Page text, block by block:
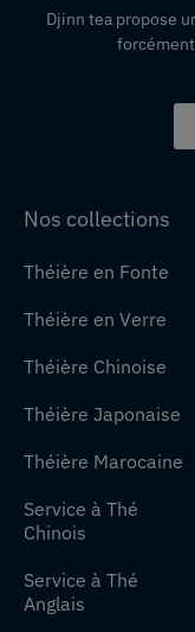
Djinn tea propose
Nos collections
Théière en Fonte
Théière en Verre
Théière Chinoise
Théière Japonaise
Théière Marocaine
Service à Thé
Chinois
Service à Thé
Anglais